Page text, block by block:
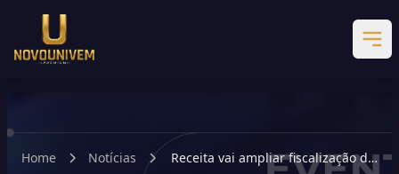
Home Notícias
Receita vai ampliar fiscalização de